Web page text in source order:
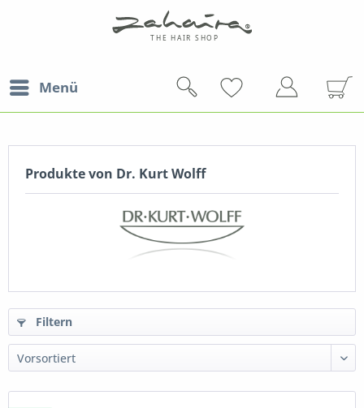
Menü
Produkte von Dr. Kurt Wolff
Filtern